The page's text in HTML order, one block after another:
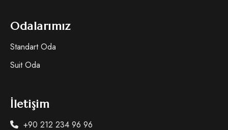
Odalarımız
Standart Oda
Suit Oda
İletişim
+90 212 234 96 96